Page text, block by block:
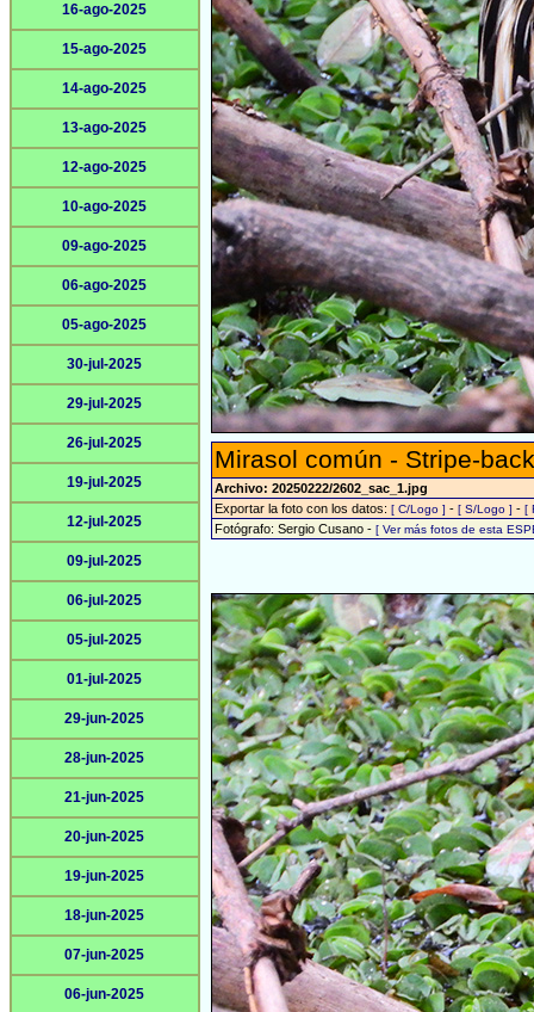
16-ago-2025
15-ago-2025
14-ago-2025
13-ago-2025
12-ago-2025
10-ago-2025
09-ago-2025
06-ago-2025
05-ago-2025
30-jul-2025
29-jul-2025
26-jul-2025
19-jul-2025
12-jul-2025
09-jul-2025
06-jul-2025
05-jul-2025
01-jul-2025
29-jun-2025
28-jun-2025
21-jun-2025
20-jun-2025
19-jun-2025
18-jun-2025
07-jun-2025
06-jun-2025
Mirasol común - Stripe-
Archivo: 20250222/2602_sac_1.jpg
Exportar la foto con los datos: [ C/Logo ] - [ S/Logo ] - [
Fotógrafo: Sergio Cusano - [ Ver más fotos de esta